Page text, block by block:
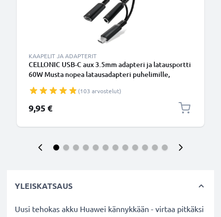
KAAPELIT JA ADAPTERIT
CELLONIC USB-C aux 3.5mm adapteri ja latausportti
60W Musta nopea latausadapteri puhelimille,
(103 arvostelut)
9,95 €
YLEISKATSAUS
Uusi tehokas akku Huawei kännykkään - virtaa pitkäksi